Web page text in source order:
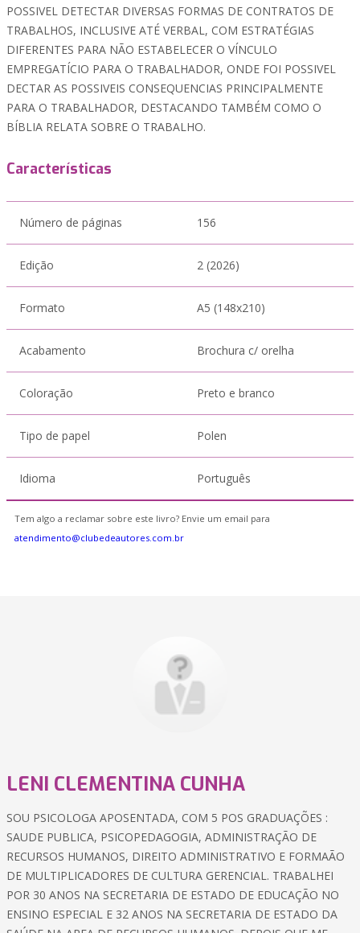
POSSIVEL DETECTAR DIVERSAS FORMAS DE CONTRATOS DE
TRABALHOS, INCLUSIVE ATÉ VERBAL, COM ESTRATÉGIAS
DIFERENTES PARA NÃO ESTABELECER O VÍNCULO
EMPREGATÍCIO PARA O TRABALHADOR, ONDE FOI POSSIVEL
DECTAR AS POSSIVEIS CONSEQUENCIAS PRINCIPALMENTE
PARA O TRABALHADOR, DESTACANDO TAMBÉM COMO O
BÍBLIA RELATA SOBRE O TRABALHO.
Características
Número de páginas 156
Edição 2 (2026)
Formato A5 (148x210)
Acabamento Brochura c/ orelha
Coloração Preto e branco
Tipo de papel Polen
Idioma Português
Tem algo a reclamar sobre este livro? Envie um email para
atendimento@clubedeautores.com.br
LENI CLEMENTINA CUNHA
SOU PSICOLOGA APOSENTADA, COM 5 POS GRADUAÇÕES :
SAUDE PUBLICA, PSICOPEDAGOGIA, ADMINISTRAÇÃO DE
RECURSOS HUMANOS, DIREITO ADMINISTRATIVO E FORMAÃO
DE MULTIPLICADORES DE CULTURA GERENCIAL. TRABALHEI
POR 30 ANOS NA SECRETARIA DE ESTADO DE EDUCAÇÃO NO
ENSINO ESPECIAL E 32 ANOS NA SECRETARIA DE ESTADO DA